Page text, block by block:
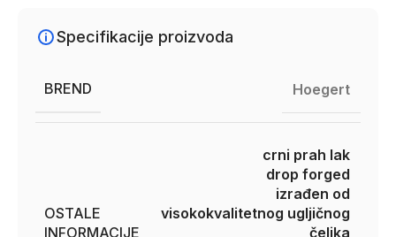
Specifikacije proizvoda
BREND Hoegert
OSTALE
INFORMACIJE
crni prah lak
drop forged
izrađen od
visokokvalitetnog ugljičnog
čelika